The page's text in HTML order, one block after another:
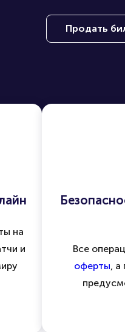
Продать
на
и
Все
оферты, а